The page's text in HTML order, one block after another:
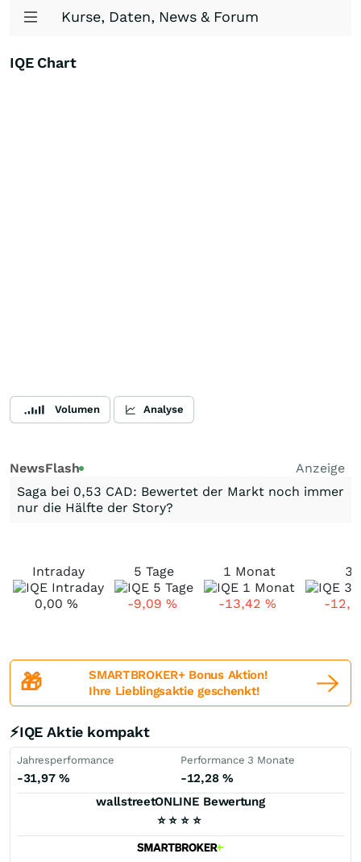
Kurse, Daten, News & Forum
IQE Chart
Volumen Analyse
NewsFlash
Anzeige
Saga bei 0,53 CAD: Bewertet der Markt noch immer
nur die Hälfte der Story?
Intraday
0,00 %
5 Tage
-9,09 %
1 Monat
-13,42 % -
🎁
SMARTBROKER+ Bonus Aktion!
Ihre Lieblingsaktie geschenkt!
⚡IQE Aktie kompakt
Jahresperformance
-31,97 %
Performance 3 Monate
-12,28 %
wallstreetONLINE Bewertung
⭐ ⭐ ⭐ ⭐